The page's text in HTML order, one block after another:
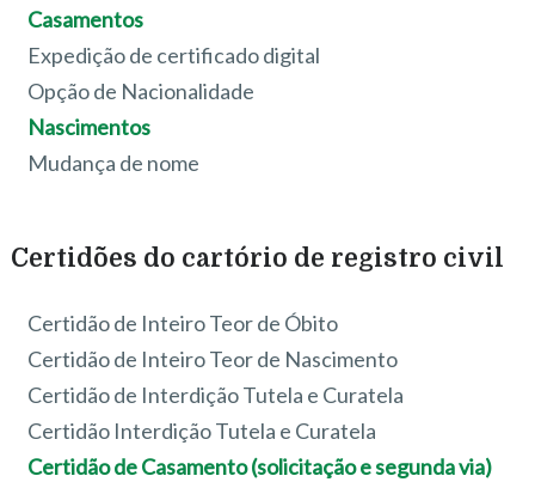
Casamentos
Expedição de certificado digital
Opção de Nacionalidade
Nascimentos
Mudança de nome
Certidões do cartório de registro civil
Certidão de Inteiro Teor de Óbito
Certidão de Inteiro Teor de Nascimento
Certidão de Interdição Tutela e Curatela
Certidão Interdição Tutela e Curatela
Certidão de Casamento (solicitação e segunda via)